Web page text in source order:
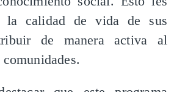
la calidad de vida de sus
de manera activa al